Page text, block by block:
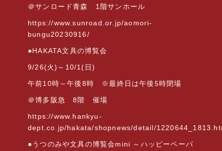
＠サンロード青森 1 階サンホール
https://www.sunroad.or.jp/aomori-
bungu20230916/
●HAKATA文具の博覧会
9/26(火) ～ 10/1( 日)
午前10時～午後8時 ※最終日は午後5時閉場
＠博多阪急8階 催場
https://www.hankyu-
dept.co.jp/hakata/shopnews/detail/
●うつのみや文具の博覧会mini ～ハッピーペーパ